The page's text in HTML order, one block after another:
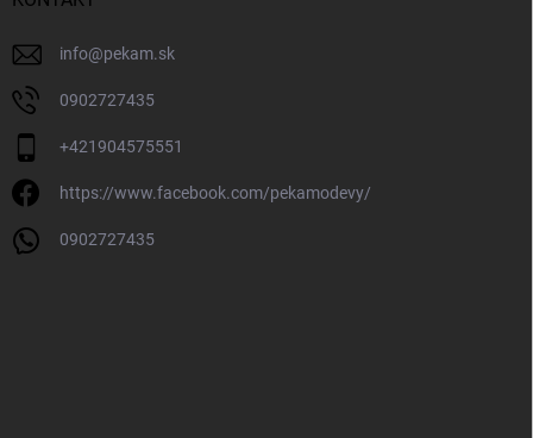
info@pekam.sk
0902727435
+421904575551
https://www.facebook.com/pekamodevy/
0902727435